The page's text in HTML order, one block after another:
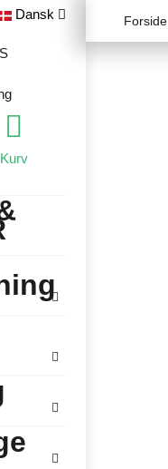
Dansk
Kurv
Forside